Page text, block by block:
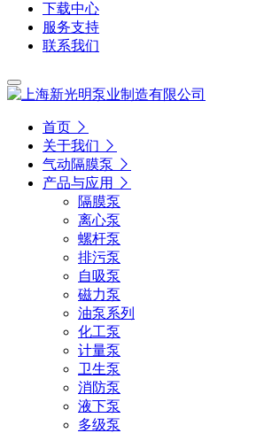
下载中心
服务支持
联系我们
首页
关于我们
气动隔膜泵
产品与应用
隔膜泵
离心泵
螺杆泵
排污泵
自吸泵
磁力泵
油泵系列
化工泵
计量泵
卫生泵
消防泵
液下泵
多级泵